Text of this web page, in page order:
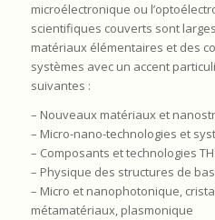
microélectronique ou
scientifiques couverts sont
matériaux élémentaires et des
systèmes avec un accent
suivantes :
– Nouveaux matériaux et
– Micro-nano-technologies et
– Composants et technologies
– Physique des structures de
– Micro et nanophotonique,
métamatériaux, plasmonique